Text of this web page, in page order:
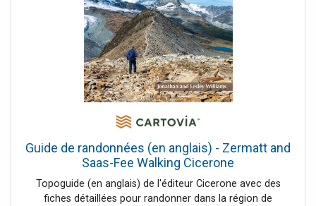
hours of operation, phone numbers, websites, transit tips,
pricesHonest reviews for all budgets - eating, sleeping,
sight-seeing, going out, shopping, hidden gems that most
guidebooks missFree, convenient pull-out Orlando & Walt
Disney World Resort map (included in print version), plus
over 5 color neighborhood mapsUser-friendly layout with
helpful icons, and organized by neighborhood to help you
Walt Disney World Resort, Universal Studios, Downtown
Orlando, Loch Haven, Winter Park and more
Guide de randonnées (en anglais) - Zermatt and
Saas-Fee Walking Cicerone
Topoguide (en anglais) de l'éditeur Cicerone avec des
fiches détaillées pour randonner dans la région de